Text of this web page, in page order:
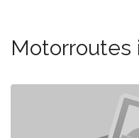
Motorroutes